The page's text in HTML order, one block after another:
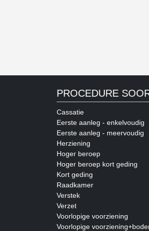
PROCEDURE
Cassatie
Eerste aanleg - enkelvoudig
Eerste aanleg - meervoudig
Herziening
Hoger beroep
Hoger beroep kort geding
Kort geding
Raadkamer
Verstek
Verzet
Voorlopige voorziening
Voorlopige